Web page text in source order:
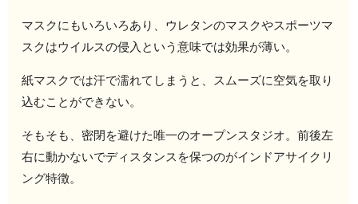
マスクにもいろいろあり、ウレタンのマスクやスポーツマ
スクはウイルスの侵入という意味では効果が薄い。
紙マスクでは汗で濡れてしまうと、スムーズに空気を取り
込むことができない。
そもそも、密閉を避けた唯一のオープンスタジオ。前後左
右に動かないでディスタンスを保つのがインドアサイクリ
ング特徴。